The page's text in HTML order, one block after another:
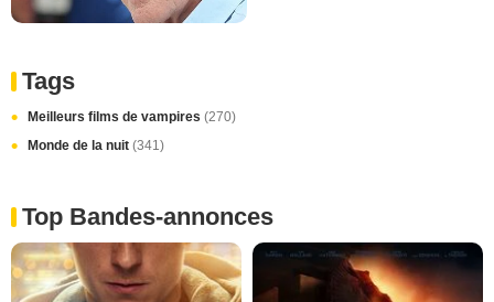
Tags
Meilleurs films de vampires (270)
Monde de la nuit (341)
Top Bandes-annonces